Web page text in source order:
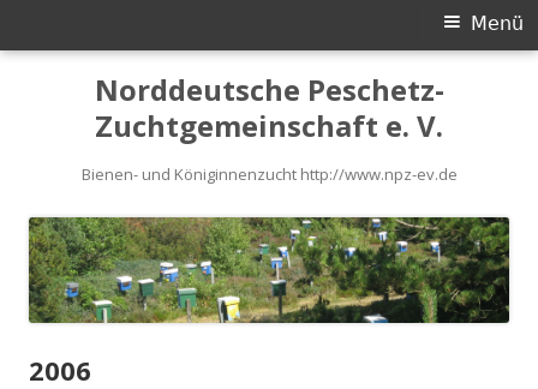
Norddeutsche Peschetz-
Zuchtgemeinschaft e. V.
Bienen- und Königinnenzucht http://www.npz-ev.de
Menü
2006